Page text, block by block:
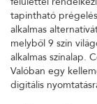
tapintható
alkalmas
melyből 9 szín
alkalmas színalap.
Valóban egy
digitális